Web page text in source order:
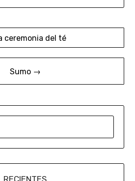
ceremonia del té
Sumo →